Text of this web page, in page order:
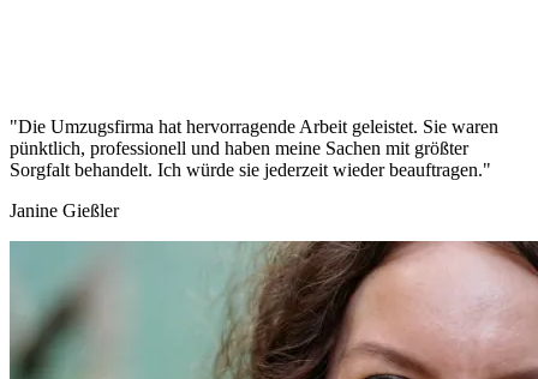
"Die Umzugsfirma hat hervorragende Arbeit geleistet. Sie waren
pünktlich, professionell und haben meine Sachen mit größter
Sorgfalt behandelt. Ich würde sie jederzeit wieder beauftragen."
Janine Gießler